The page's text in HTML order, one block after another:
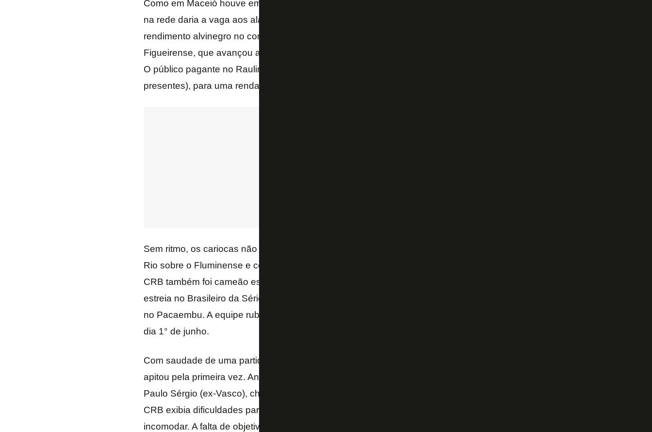
Como em Maceió houve empate em 0 a 0, há três semanas, nova igualdade com bola
na rede daria a vaga aos alagoanos. E por pouco isso não ocorreu, com a queda de
rendimento alvinegro no começo da etapa final. Agora, o Glorioso encara o
Figueirense, que avançou antecipadamente. As datas ainda serão definidas pela CBF.
O público pagante no Raulino de Oliveira foi de apenas 898 pessoas (1.173
presentes), para uma renda de R$ 18.275,00.
Sem ritmo, os cariocas não entravam em campo há 17 dias, depois de vencer a Taça
Rio sobre o Fluminense e conquistar o Campeonato Carioca sem precisar de final. Já o
CRB também foi cameão estadual, mas levantou o troféu no sábado passado. Pela
estreia no Brasileiro da Série A, o Botafogo joga contra o Corinthians, sábado, às 21h,
no Pacaembu. A equipe rubra, por sua vez, pega o Águia de Marabá, pela Série C, no
dia 1° de junho.
Com saudade de uma partida oficial, o Botafogo partiu para cima tão logo o árbitro
apitou pela primeira vez. Antes do segundo minuto, Lodeiro aproveitou falha do lateral
Paulo Sérgio (ex-Vasco), chutou com força, mas o goleiro Tiago fez grande defesa. O
CRB exibia dificuldades para acertar os passes na saída da defesa e demorou a
incomodar. A falta de objetividade, provavelmente pelo fato de o resultado não o